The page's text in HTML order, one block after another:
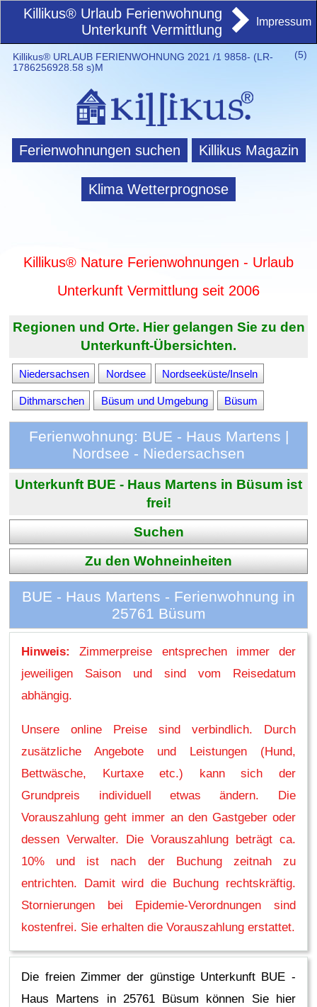
Killikus® Urlaub Ferienwohnung
Unterkunft Vermittlung
Impressum
(5)
Killikus® URLAUB FERIENWOHNUNG 2021 /1 9858- (LR-
1786256928.58 s)M
Ferienwohnungen suchen Killikus Magazin
Klima Wetterprognose
Killikus® Nature Ferienwohnungen - Urlaub
Unterkunft Vermittlung seit 2006
Regionen und Orte. Hier gelangen Sie zu den
Unterkunft-Übersichten.
Niedersachsen Nordsee Nordseeküste/Inseln
Dithmarschen Büsum und Umgebung Büsum
Ferienwohnung: BUE - Haus Martens |
Nordsee - Niedersachsen
Unterkunft BUE - Haus Martens in Büsum ist
frei!
Suchen
Zu den Wohneinheiten
BUE - Haus Martens - Ferienwohnung in
25761 Büsum
Hinweis:
Zimmerpreise entsprechen immer der
jeweiligen Saison und sind vom Reisedatum
abhängig.
Unsere online Preise sind verbindlich. Durch
zusätzliche Angebote und Leistungen (Hund,
Bettwäsche, Kurtaxe etc.) kann sich der
Grundpreis individuell etwas ändern. Die
Vorauszahlung geht immer an den Gastgeber oder
dessen Verwalter. Die Vorauszahlung beträgt ca.
10% und ist nach der Buchung zeitnah zu
entrichten. Damit wird die Buchung rechtskräftig.
Stornierungen bei Epidemie-Verordnungen sind
kostenfrei. Sie erhalten die Vorauszahlung erstattet.
Die freien Zimmer der günstige Unterkunft BUE -
Haus Martens in 25761 Büsum können Sie hier